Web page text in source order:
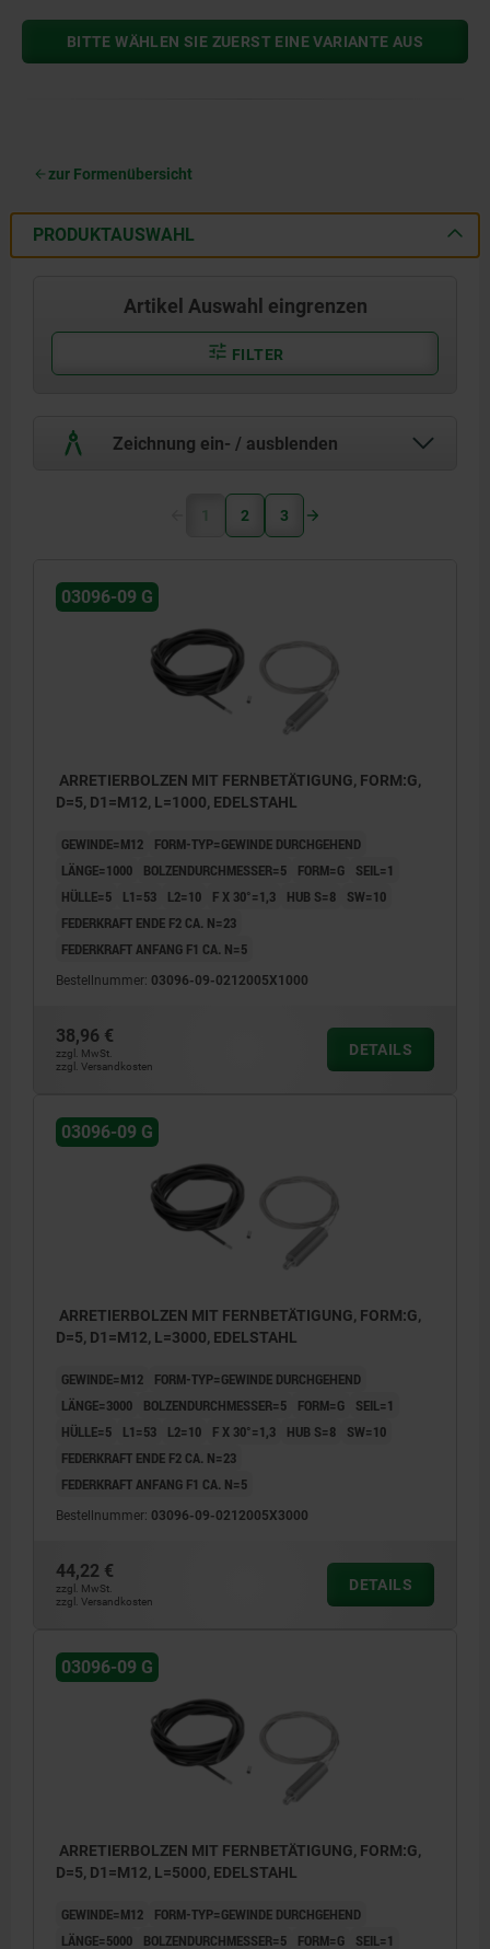
BITTE WÄHLEN SIE ZUERST EINE VARIANTE AUS
zur Formenübersicht
PRODUKTAUSWAHL
Artikel Auswahl eingrenzen
FILTER
Zeichnung ein- / ausblenden
1 2 3
03096-09 G
ARRETIERBOLZEN MIT FERNBETÄTIGUNG, FORM:G,
D=5, D1=M12, L=1000, EDELSTAHL
GEWINDE=M12
FORM-TYP=GEWINDE DURCHGEHEND
LÄNGE=1000
BOLZENDURCHMESSER=5 FORM=G
SEIL=1
HÜLLE=5
L1=53 L2=10 F X 30°=1,3 HUB S=8
SW=10
FEDERKRAFT ENDE F2 CA. N=23
FEDERKRAFT ANFANG F1 CA. N=5
Bestellnummer: 03096-09-0212005X1000
38,96 €
zzgl. MwSt.
zzgl. Versandkosten
DETAILS
03096-09 G
ARRETIERBOLZEN MIT FERNBETÄTIGUNG, FORM:G,
D=5, D1=M12, L=3000, EDELSTAHL
GEWINDE=M12
FORM-TYP=GEWINDE DURCHGEHEND
LÄNGE=3000
BOLZENDURCHMESSER=5 FORM=G
SEIL=1
HÜLLE=5
L1=53 L2=10 F X 30°=1,3 HUB S=8
SW=10
FEDERKRAFT ENDE F2 CA. N=23
FEDERKRAFT ANFANG F1 CA. N=5
Bestellnummer: 03096-09-0212005X3000
44,22 €
zzgl. MwSt.
zzgl. Versandkosten
DETAILS
03096-09 G
ARRETIERBOLZEN MIT FERNBETÄTIGUNG, FORM:G,
D=5, D1=M12, L=5000, EDELSTAHL
GEWINDE=M12
FORM-TYP=GEWINDE DURCHGEHEND
LÄNGE=5000
BOLZENDURCHMESSER=5 FORM=G SEIL=1